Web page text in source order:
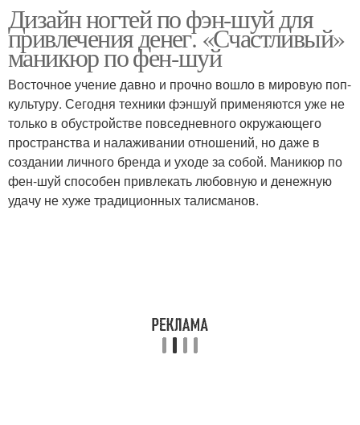
Покрытие для ногтей Удача на ногтях
Любовь на ногтях
Дизайн ногтей по фэн-шуй для
привлечения денег. «Счастливый»
маникюр по фен-шуй
Восточное учение давно и прочно вошло в мировую поп-
культуру. Сегодня техники фэншуй применяются уже не
только в обустройстве повседневного окружающего
пространства и налаживании отношений, но даже в
создании личного бренда и уходе за собой. Маникюр по
фен-шуй способен привлекать любовную и денежную
удачу не хуже традиционных талисманов.